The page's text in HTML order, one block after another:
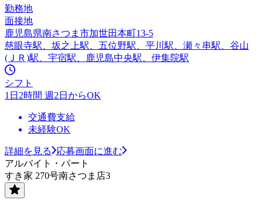
勤務地
面接地
鹿児島県南さつま市加世田本町13-5
慈眼寺駅、坂之上駅、五位野駅、平川駅、瀬々串駅、谷山
(ＪＲ)駅、宇宿駅、鹿児島中央駅、伊集院駅
シフト
1日2時間 週2日からOK
交通費支給
未経験OK
詳細を見る
応募画面に進む
アルバイト・パート
すき家 270号南さつま店3